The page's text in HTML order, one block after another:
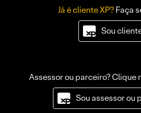
Já é cliente XP?Faça
Sou
Assessor ou parceiro? Clique
Sou assessor ou